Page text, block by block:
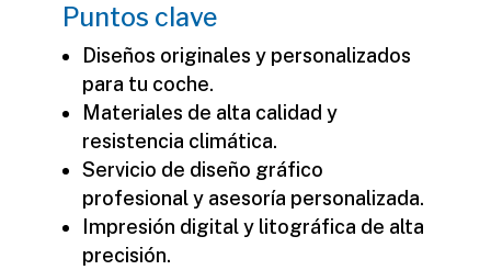
Puntos clave
Diseños originales y personalizados
para tu coche.
Materiales de alta calidad y
resistencia climática.
Servicio de diseño gráfico
profesional y asesoría personalizada.
Impresión digital y litográfica de alta
precisión.